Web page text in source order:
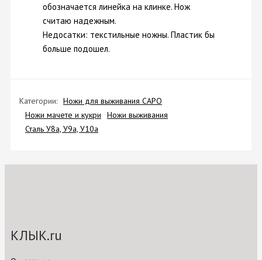
обозначается линейка на клинке. Нож
считаю надежным.
Недосатки: текстильные ножны. Пластик бы
больше подошел.
Категории: Ножи для выживания САРО
Ножи мачете и кукри
Ножи выживания
Сталь У8а, У9а, У10а
КЛЫК.ru